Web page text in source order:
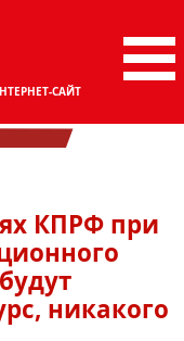
САЙТ
КПРФ при
никакого